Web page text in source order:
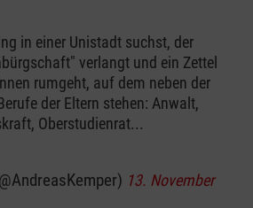
in einer Unistadt suchst, der
verlangt und ein Zettel
rumgeht, auf dem neben der
der Eltern stehen: Anwalt,
Oberstudienrat...
13. November